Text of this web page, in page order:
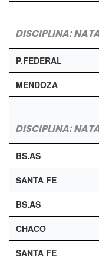
DISCIPLINA:
P.FEDERAL
MENDOZA
DISCIPLINA:
BS.AS
SANTA FE
BS.AS
CHACO
SANTA FE